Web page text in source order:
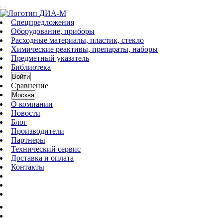
Спецпредложения
Оборудование, приборы
Расходные материалы, пластик, стекло
Химические реактивы, препараты, наборы
Предметный указатель
Библиотека
Войти
Сравнение
Москва
О компании
Новости
Блог
Производители
Партнеры
Технический сервис
Доставка и оплата
Контакты